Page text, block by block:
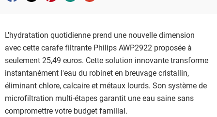
L'hydratation quotidienne prend une nouvelle dimension
avec cette carafe filtrante Philips AWP2922 proposée à
seulement 25,49 euros. Cette solution innovante transforme
instantanément l'eau du robinet en breuvage cristallin,
éliminant chlore, calcaire et métaux lourds. Son système de
microfiltration multi-étapes garantit une eau saine sans
compromettre votre budget familial.